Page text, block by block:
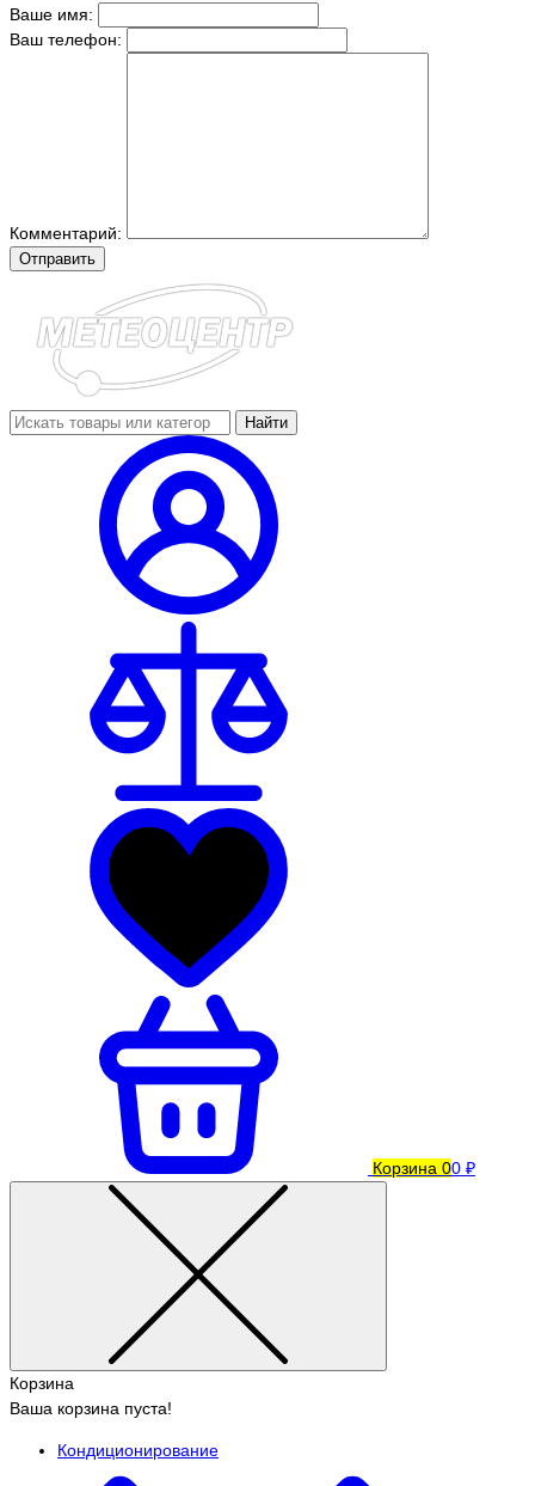
Ваше имя:
Ваш телефон:
Комментарий:
Отправить
Найти
Корзина 00 ₽
Корзина
Ваша корзина пуста!
Кондиционирование